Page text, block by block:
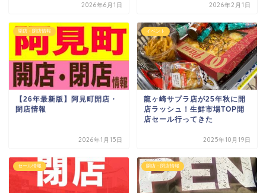
2026年6月1日 2026年2月1日
開店・閉店情報
【26年最新版】阿見町開店・
閉店情報
2026年1月15日
イベント
龍ヶ崎サプラ店が25年秋に開
店ラッシュ！生鮮市場TOP開
店セール行ってきた
2025年10月19日
セール情報 開店・閉店情報